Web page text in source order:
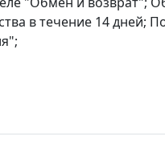
в течение 14 дней;